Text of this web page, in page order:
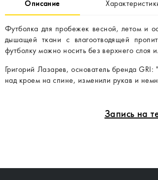
Описание
Футболка для пробежек весной, летом и
дышащей ткани с влагоотводящей
футболку можно носить без верхнего слоя
Григорий Лазарев, основатель бренда
над кроем на спине, изменили рукав и
Запись на